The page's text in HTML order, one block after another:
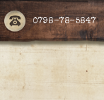
0798-78-5847